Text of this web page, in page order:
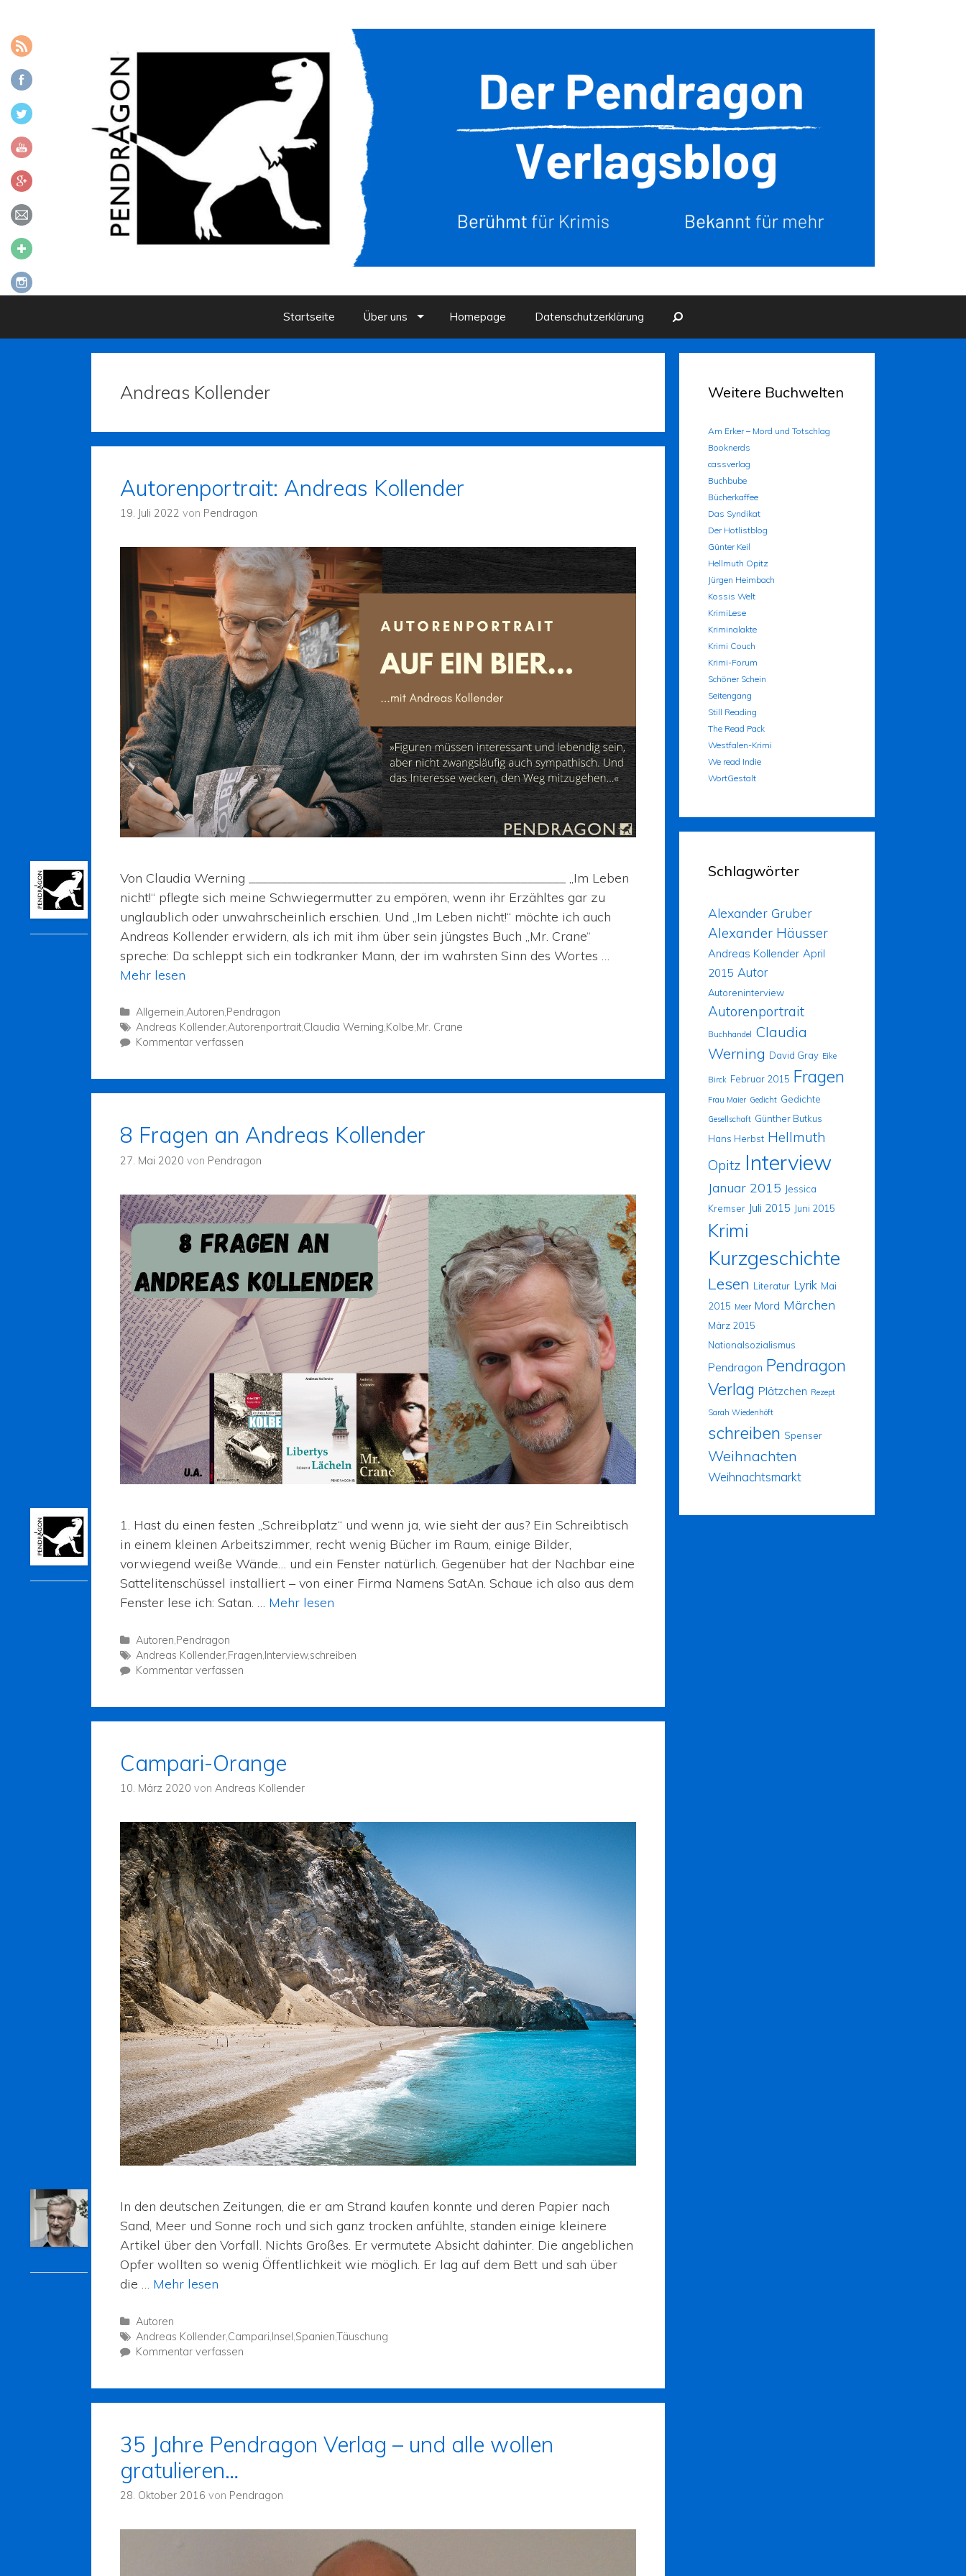
Startseite
Über uns Homepage Datenschutzerklärung
Andreas Kollender
Autorenportrait: Andreas Kollender
19. Juli 2022 von Pendragon
Von Claudia Werning _________________________________________________ „Im Leben
nicht!“ pflegte sich meine Schwiegermutter zu empören, wenn ihr Erzähltes gar zu
unglaublich oder unwahrscheinlich erschien. Und „Im Leben nicht!“ möchte ich auch
Andreas Kollender erwidern, als ich mit ihm über sein jüngstes Buch „Mr. Crane“
spreche: Da schleppt sich ein todkranker Mann, der im wahrsten Sinn des Wortes …
Mehr lesen
Allgemein,Autoren,Pendragon
Andreas Kollender,Autorenportrait,Claudia Werning,Kolbe,Mr. Crane
Kommentar verfassen
8 Fragen an Andreas Kollender
27. Mai 2020 von Pendragon
1. Hast du einen festen „Schreibplatz“ und wenn ja, wie sieht der aus? Ein Schreibtisch
in einem kleinen Arbeitszimmer, recht wenig Bücher im Raum, einige Bilder,
vorwiegend weiße Wände… und ein Fenster natürlich. Gegenüber hat der Nachbar eine
Sattelitenschüssel installiert – von einer Firma Namens SatAn. Schaue ich also aus dem
Fenster lese ich: Satan. … Mehr lesen
Autoren,Pendragon
Andreas Kollender,Fragen,Interview,schreiben
Kommentar verfassen
Campari-Orange
10. März 2020 von Andreas Kollender
In den deutschen Zeitungen, die er am Strand kaufen konnte und deren Papier nach
Sand, Meer und Sonne roch und sich ganz trocken anfühlte, standen einige kleinere
Artikel über den Vorfall. Nichts Großes. Er vermutete Absicht dahinter. Die angeblichen
Opfer wollten so wenig Öffentlichkeit wie möglich. Er lag auf dem Bett und sah über
die … Mehr lesen
Autoren
Andreas Kollender,Campari,Insel,Spanien,Täuschung
Kommentar verfassen
35 Jahre Pendragon Verlag – und alle wollen
gratulieren…
28. Oktober 2016 von Pendragon
Weitere Buchwelten
Am Erker – Mord und Totschlag
Booknerds
cassverlag
Buchbube
Bücherkaffee
Das Syndikat
Der Hotlistblog
Günter Keil
Hellmuth Opitz
Jürgen Heimbach
Kossis Welt
KrimiLese
Kriminalakte
Krimi Couch
Krimi-Forum
Schöner Schein
Seitengang
Still Reading
The Read Pack
Westfalen-Krimi
We read Indie
WortGestalt
Schlagwörter
Alexander Gruber
Alexander Häusser
Andreas Kollender April
2015 Autor
Autoreninterview
Autorenportrait
Buchhandel Claudia
Werning David Gray Eike
Birck Februar 2015 Fragen
Frau Maier Gedicht Gedichte
Gesellschaft Günther Butkus
Hans Herbst Hellmuth
Opitz Interview
Januar 2015 Jessica
Kremser Juli 2015 Juni 2015
Krimi
Kurzgeschichte
Lesen Literatur Lyrik Mai
2015 Meer Mord Märchen
März 2015
Nationalsozialismus
Pendragon Pendragon
Verlag Plätzchen Rezept
Sarah Wiedenhöft
schreiben Spenser
Weihnachten
Weihnachtsmarkt